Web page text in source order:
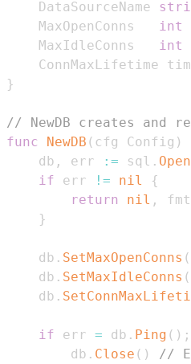
	DataSourceName
	MaxOpenConns
int
	MaxIdleConns
int
ConnMaxLifetime
}
// NewDB creates and
func
NewDB ( cfg Config )
	db
, err := sql . Open
if err != nil
{
return
nil , fmt
}
	db
. SetMaxOpenConns (
	db
. SetMaxIdleConns (
	db
.
if err = db . Ping ( ) ;
		db
. Close ( )
//